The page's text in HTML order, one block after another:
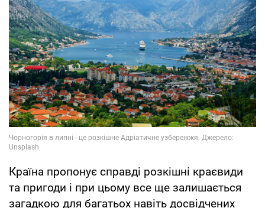
Країна пропонує справді розкішні краєвиди
та пригоди і при цьому все ще залишається
загадкою для багатьох навіть досвідчених